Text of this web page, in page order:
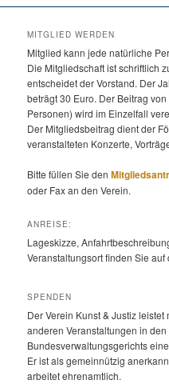
MITGLIED WERDEN
Mitglied kann jede natürliche
Die Mitgliedschaft ist schriftlich
entscheidet der Vorstand. Der
beträgt 30 Euro. Der Beitrag
Personen) wird im Einzelfall
Der Mitgliedsbeitrag dient der
veranstalteten Konzerte,
Bitte füllen Sie den
oder Fax an den Verein.
ANREISE:
Lageskizze,
Veranstaltungsort finden Sie
SPENDEN
Der Verein Kunst & Justiz
anderen Veranstaltungen in
Bundesverwaltungsgerichts
Er ist als gemeinnützig
arbeitet ehrenamtlich.